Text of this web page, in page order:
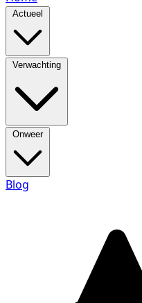
Actueel
Verwachting
Onweer
Blog